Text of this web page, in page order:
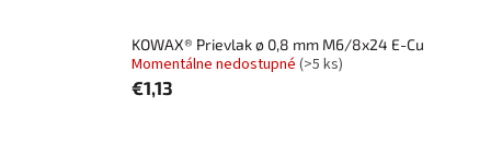
KOWAX® Prievlak ø 0,8 mm M6/8x24 E-Cu
Momentálne nedostupné (>5 ks)
€1,13